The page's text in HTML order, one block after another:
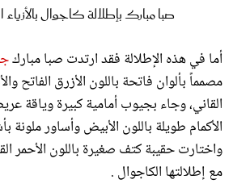
صبا مبارك بإطلالة كاجوال
أما في هذه الإطلالة فقد ارتدت صبا مبارك
مصمماً بألوان فاتحة باللون الأزرق الفاتح
القاني، وجاء بجيوب أمامية كبيرة وياقة
الأكمام طويلة باللون الأبيض وأساور ملونة
واختارت حقيبة كتف صغيرة باللون الأحمر
مع إطلالتها الكاجوال .